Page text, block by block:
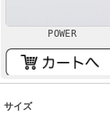
POWER
サイズ